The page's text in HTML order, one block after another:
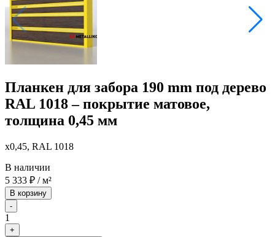
Планкен для забора 190 mm под дерево
RAL 1018 – покрытие матовое,
толщина 0,45 мм
x0,45, RAL 1018
В наличии
5 333 ₽ / м²
В корзину
-
1
+